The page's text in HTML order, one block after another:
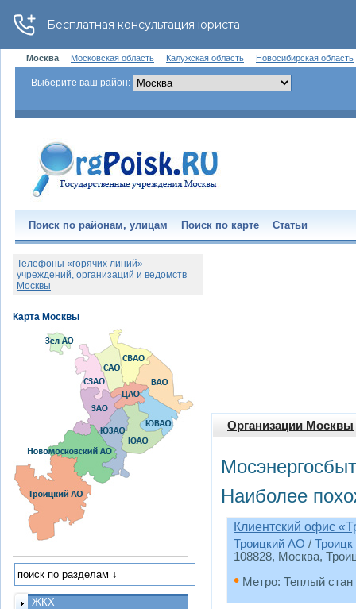
Москва Московская область Калужская область Новосибирская область
Выберите ваш район:
Поиск по районам, улицам Поиск по карте Статьи
Организации Москвы
Наиболее
Клиентский офис
Троицкий АО / Троицк
108828, Москва,
• Метро: Теплый стан
Телефоны «горячих линий»
учреждений, организаций и ведомств
Москвы
ЖКХ